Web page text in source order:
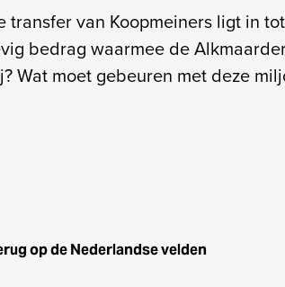
van Koopmeiners ligt in
bedrag waarmee de
Wat moet gebeuren met deze
op de Nederlandse velden